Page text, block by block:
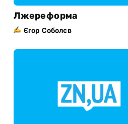
Лжереформа
Єгор Соболєв